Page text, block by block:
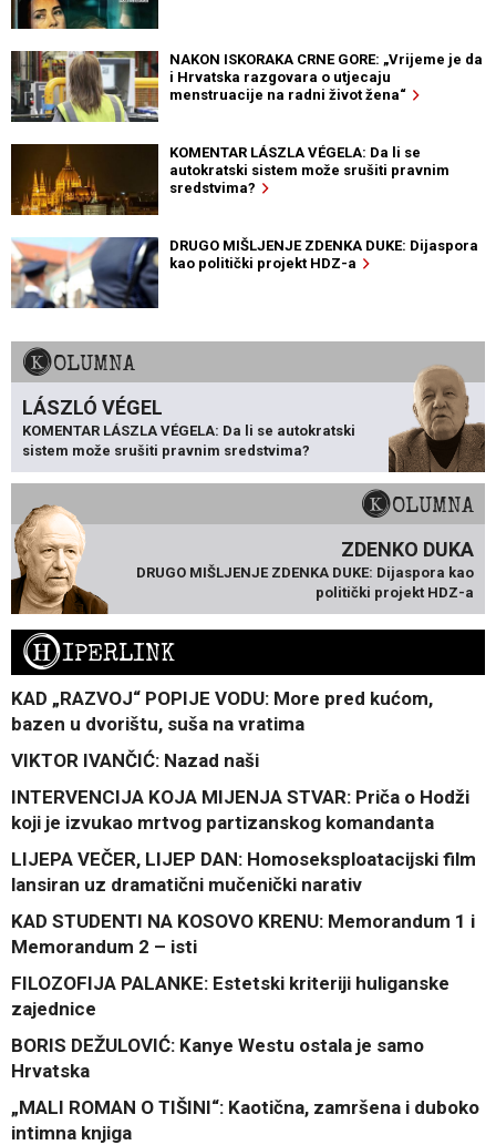
NAKON ISKORAKA CRNE GORE: „Vrijeme je da
i Hrvatska razgovara o utjecaju
menstruacije na radni život žena“
KOMENTAR LÁSZLA VÉGELA: Da li se
autokratski sistem može srušiti pravnim
sredstvima?
DRUGO MIŠLJENJE ZDENKA DUKE: Dijaspora
kao politički projekt HDZ-a
KOLUMNA
LÁSZLÓ VÉGEL
KOMENTAR LÁSZLA VÉGELA: Da li se autokratski
sistem može srušiti pravnim sredstvima?
KOLUMNA
ZDENKO DUKA
DRUGO MIŠLJENJE ZDENKA DUKE: Dijaspora kao
politički projekt HDZ-a
HIPERLINK
KAD „RAZVOJ“ POPIJE VODU: More pred kućom,
bazen u dvorištu, suša na vratima
VIKTOR IVANČIĆ: Nazad naši
INTERVENCIJA KOJA MIJENJA STVAR: Priča o Hodži
koji je izvukao mrtvog partizanskog komandanta
LIJEPA VEČER, LIJEP DAN: Homoseksploatacijski film
lansiran uz dramatični mučenički narativ
KAD STUDENTI NA KOSOVO KRENU: Memorandum 1 i
Memorandum 2 – isti
FILOZOFIJA PALANKE: Estetski kriteriji huliganske
zajednice
BORIS DEŽULOVIĆ: Kanye Westu ostala je samo
Hrvatska
„MALI ROMAN O TIŠINI“: Kaotična, zamršena i duboko
intimna knjiga